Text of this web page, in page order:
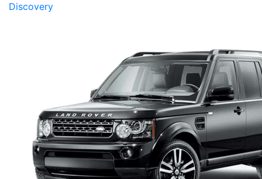
Discovery